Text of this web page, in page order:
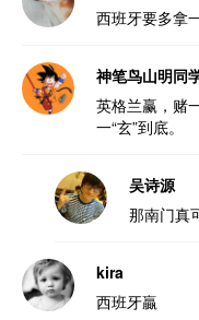
西班牙要多拿
神笔鸟山明同
英格兰赢，赌
一“玄”到底。
吴诗源
那南门
kira
西班牙贏